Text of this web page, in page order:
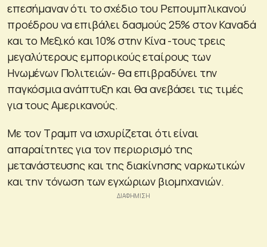
επεσήμαναν ότι το σχέδιο του Ρεπουμπλικανού
προέδρου να επιβάλει δασμούς 25% στον Καναδά
και το Μεξικό και 10% στην Κίνα -τους τρεις
μεγαλύτερους εμπορικούς εταίρους των
Ηνωμένων Πολιτειών- θα επιβραδύνει την
παγκόσμια ανάπτυξη και θα ανεβάσει τις τιμές
για τους Αμερικανούς.
Με τον Τραμπ να ισχυρίζεται ότι είναι
απαραίτητες για τον περιορισμό της
μετανάστευσης και της διακίνησης ναρκωτικών
και την τόνωση των εγχώριων βιομηχανιών.